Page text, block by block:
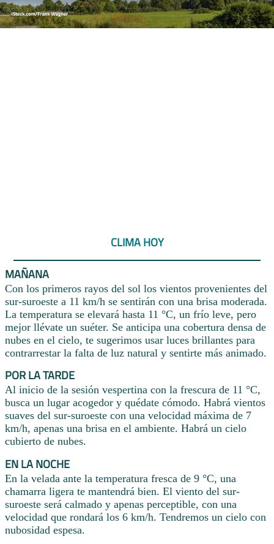
CLIMA HOY
MAÑANA
Con los primeros rayos del sol los vientos provenientes del
sur-suroeste a 11 km/h se sentirán con una brisa moderada.
La temperatura se elevará hasta 11 °C, un frío leve, pero
mejor llévate un suéter. Se anticipa una cobertura densa de
nubes en el cielo, te sugerimos usar luces brillantes para
contrarrestar la falta de luz natural y sentirte más animado.
POR LA TARDE
Al inicio de la sesión vespertina con la frescura de 11 °C,
busca un lugar acogedor y quédate cómodo. Habrá vientos
suaves del sur-suroeste con una velocidad máxima de 7
km/h, apenas una brisa en el ambiente. Habrá un cielo
cubierto de nubes.
EN LA NOCHE
En la velada ante la temperatura fresca de 9 °C, una
chamarra ligera te mantendrá bien. El viento del sur-
suroeste será calmado y apenas perceptible, con una
velocidad que rondará los 6 km/h. Tendremos un cielo con
nubosidad espesa.